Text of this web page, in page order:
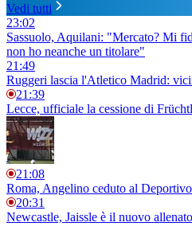
Vedi tutti
23:02
Sassuolo, Aquilani: "Mercato? Mi
non ho neanche un titolare"
21:49
Ruggeri lascia l'Atletico Madrid:
21:39
Lecce, ufficiale la cessione di
21:08
Roma, Angelino ceduto al
20:31
Newcastle, Jaissle è il nuovo